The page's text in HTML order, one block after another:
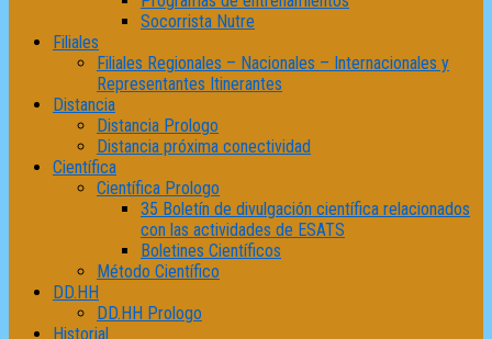
Socorrista Nutre
Filiales
Filiales Regionales – Nacionales – Internacionales y
Representantes Itinerantes
Distancia
Distancia Prologo
Distancia próxima conectividad
Científica
Científica Prologo
35 Boletín de divulgación científica relacionados
con las actividades de ESATS
Boletines Científicos
Método Científico
DD.HH
DD.HH Prologo
Historial